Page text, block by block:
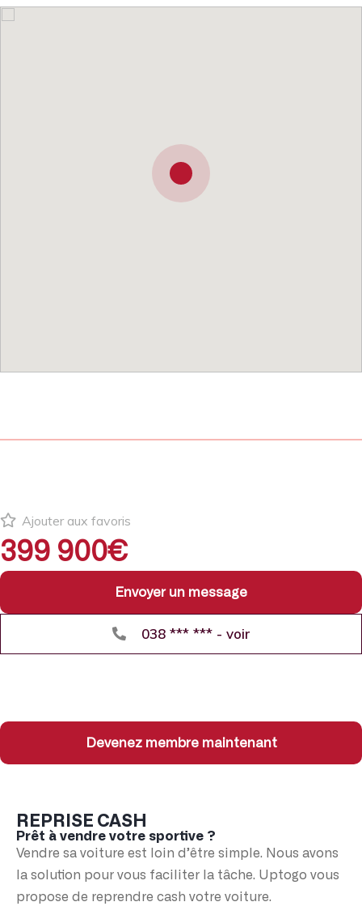
Ajouter aux favoris
399 900€
Envoyer un message
038 *** *** - voir
Devenez membre maintenant
REPRISE CASH
Prêt à vendre votre sportive ?
Vendre sa voiture est loin d’être simple. Nous avons
la solution pour vous faciliter la tâche. Uptogo vous
propose de reprendre cash votre voiture.